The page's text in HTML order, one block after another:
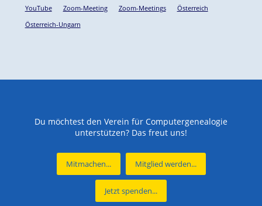
YouTube
Zoom-Meeting Zoom-Meetings
Österreich
Österreich-Ungarn
Du möchtest den Verein für Computergenealogie
unterstützen? Das freut uns!
Mitmachen... Mitglied werden...
Jetzt spenden...